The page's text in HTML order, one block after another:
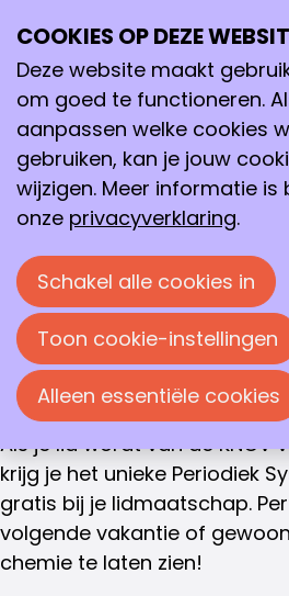
PhD-
PhD-
Je hebt gekozen voor een
boeiende carrière in de
ben je op zoek naar
groei. (Jong) KNCV is er om
ondersteunen. We
in de grootste en meest
community van Nederland.
Dat is nu bovendien extra
Als je lid wordt van de KNCV
krijg je het unieke Periodiek
gratis bij je lidmaatschap.
volgende vakantie of
chemie te laten zien!
COOKIES OP DEZE
Deze website maakt
om goed te functioneren.
aanpassen welke cookies
gebruiken, kan je jouw
wijzigen. Meer informatie is
onze privacyverklaring.
Schakel alle cookies in
Toon cookie-instellingen
Alleen essentiële cookies